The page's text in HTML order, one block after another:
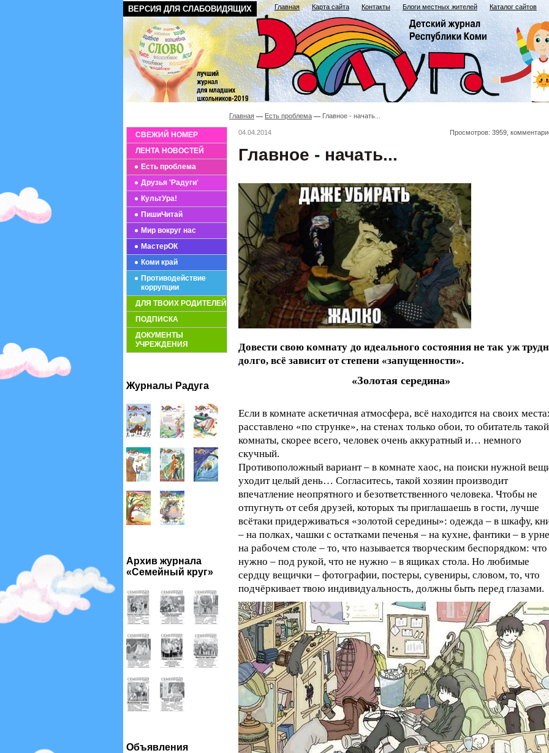
ВЕРСИЯ ДЛЯ СЛАБОВИДЯЩИХ Главная Карта сайта Контакты Блоги местных жителей Каталог сайтов
СВЕЖИЙ НОМЕР
ЛЕНТА НОВОСТЕЙ
Есть проблема
Друзья 'Радуги'
КультУра!
ПишиЧитай
Мир вокруг нас
МастерОК
Коми край
Противодействие
коррупции
ДЛЯ ТВОИХ РОДИТЕЛЕЙ
ПОДПИСКА
ДОКУМЕНТЫ
УЧРЕЖДЕНИЯ
Журналы Радуга
Архив журнала
«Семейный круг»
Объявления
Главная Есть проблема Главное - начать...
04.04.2014 Просмотров: 3959,
Главное - начать...
Довести свою комнату до идеального состояния не так уж
долго, всё зависит от степени «запущенности».
«Золотая середина»
Если в комнате аскетичная атмосфера, всё находится на своих
расставлено «по струнке», на стенах только обои, то обитатель такой
комнаты, скорее всего, человек очень аккуратный и… немного
скучный.
Противоположный вариант – в комнате хаос, на поиски нужной
уходит целый день… Согласитесь, такой хозяин производит
впечатление неопрятного и безответственного человека. Чтобы не
отпугнуть от себя друзей, которых ты приглашаешь в гости, лучше
всётаки придерживаться «золотой середины»: одежда – в шкафу,
– на полках, чашки с остатками печенья – на кухне, фантики – в
на рабочем столе – то, что называется творческим беспорядком: что
нужно – под рукой, что не нужно – в ящиках стола. Но любимые
сердцу вещички – фотографии, постеры, сувениры, словом, то, что
подчёркивает твою индивидуальность, должны быть перед глазами.